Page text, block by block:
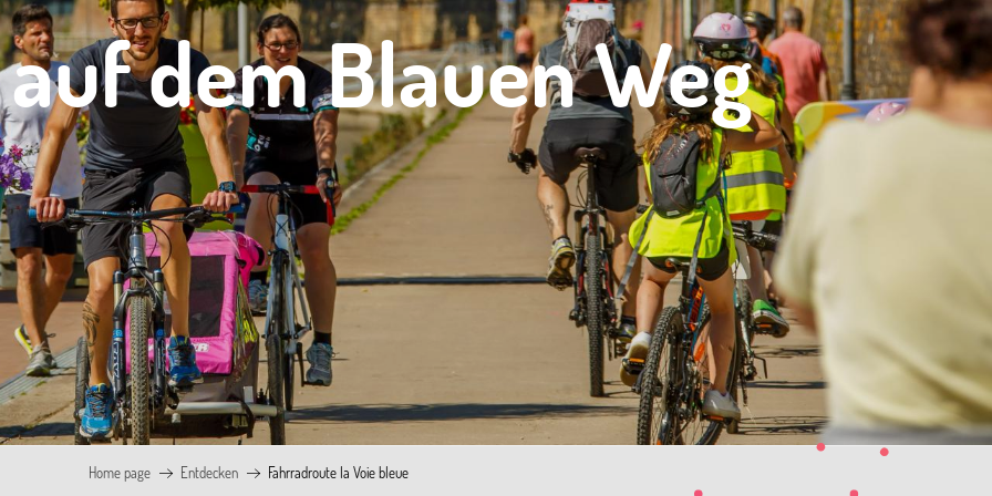
dem Blauen Weg
Home page Entdecken Fahrradroute la Voie bleue